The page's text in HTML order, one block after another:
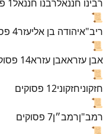
רבינו חננאלרבנו חננאל1
📜
ריב"איהודה בן אליעזר4
📜
אבן עזראאבן עזרא14
📜
חזקוניחזקוני12 פסוקים
📜
רמב"ןרמב״ן7 פסוקים
📜